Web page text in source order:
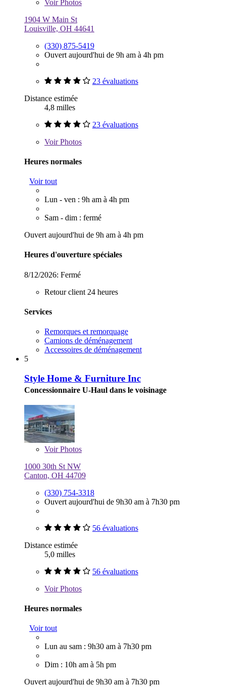
VoirPhotos
1904 W Main St
Louisville, OH 44641
(330) 875-5419
Ouvert aujourd'hui de 9h am à 4h pm
23 évaluations
Distance estimée
4,8 milles
23 évaluations
VoirPhotos
Heures normales
Voir tout
Lun - ven : 9h am à 4h pm
Sam - dim : fermé
Ouvert aujourd'hui de 9h am à 4h pm
Heures d'ouverture spéciales
8/12/2026: Fermé
Retour client 24 heures
Services
Remorques et remorquage
Camions de déménagement
Accessoires de déménagement
5
Style Home & Furniture Inc
Concessionnaire U-Haul dans le voisinage
VoirPhotos
1000 30th St NW
Canton, OH 44709
(330) 754-3318
Ouvert aujourd'hui de 9h30 am à 7h30 pm
56 évaluations
Distance estimée
5,0 milles
56 évaluations
VoirPhotos
Heures normales
Voir tout
Lun au sam : 9h30 am à 7h30 pm
Dim : 10h am à 5h pm
Ouvert aujourd'hui de 9h30 am à 7h30 pm